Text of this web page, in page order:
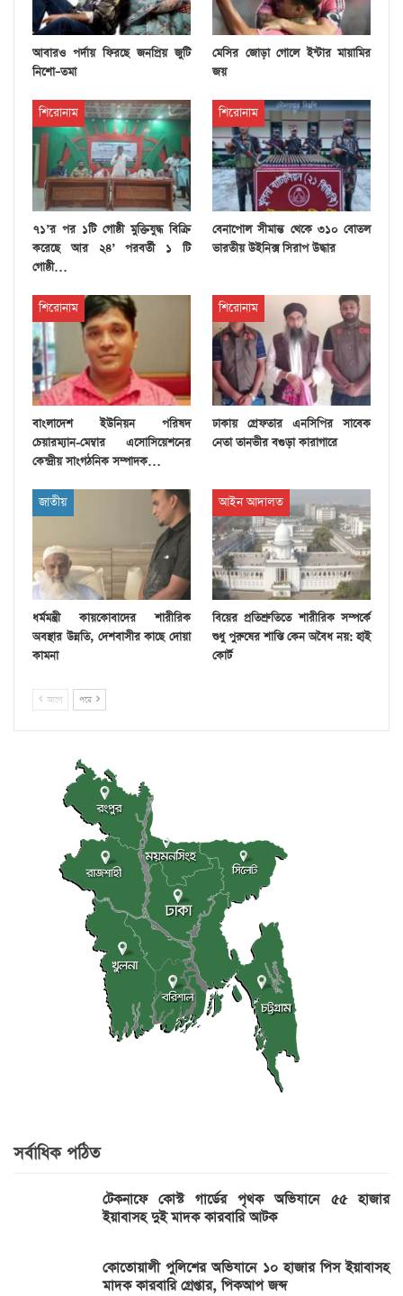
আবারও পর্দায় ফিরছে জনপ্রিয় জুটি
নিশো–তমা
মেসির জোড়া গোলে ইন্টার মায়ামির
জয়
শিরোনাম
৭১’র পর ১টি গোষ্ঠী মুক্তিযুদ্ধ বিক্রি
করেছে আর ২৪’ পরবর্তী ১ টি
গোষ্ঠী…
শিরোনাম
বেনাপোল সীমান্ত থেকে ৩১০ বোতল
ভারতীয় উইনিক্স সিরাপ উদ্ধার
শিরোনাম
বাংলাদেশ ইউনিয়ন পরিষদ
চেয়ারম্যান-মেম্বার এসোসিয়েশনের
কেন্দ্রীয় সাংগঠনিক সম্পাদক…
শিরোনাম
ঢাকায় গ্রেফতার এনসিপির সাবেক
নেতা তানভীর বগুড়া কারাগারে
জাতীয়
ধর্মমন্ত্রী কায়কোবাদের শারীরিক
অবস্থার উন্নতি, দেশবাসীর কাছে দোয়া
কামনা
আইন আদালত
বিয়ের প্রতিশ্রুতিতে শারীরিক সম্পর্কে
শুধু পুরুষের শাস্তি কেন অবৈধ নয়: হাই
কোর্ট
আগে পরে
সর্বাধিক পঠিত
টেকনাফে কোস্ট গার্ডের পৃথক অভিযানে ৫৫ হাজার
ইয়াবাসহ দুই মাদক কারবারি আটক
কোতোয়ালী পুলিশের অভিযানে ১০ হাজার পিস ইয়াবাসহ
মাদক কারবারি গ্রেপ্তার, পিকআপ জব্দ